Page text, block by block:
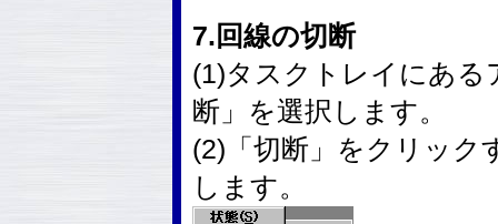
7.回線の切断
(1)タスクトレイにあ
断」を選択します。
(2)「切断」をクリック
します。